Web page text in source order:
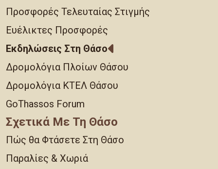
Προσφορές Τελευταίας Στιγμής
Ευέλικτες Προσφορές
Εκδηλώσεις Στη Θάσο
Δρομολόγια Πλοίων Θάσου
Δρομολόγια ΚΤΕΛ Θάσου
GoThassos Forum
Σχετικά Με Τη Θάσο
Πώς θα Φτάσετε Στη Θάσο
Παραλίες & Χωριά